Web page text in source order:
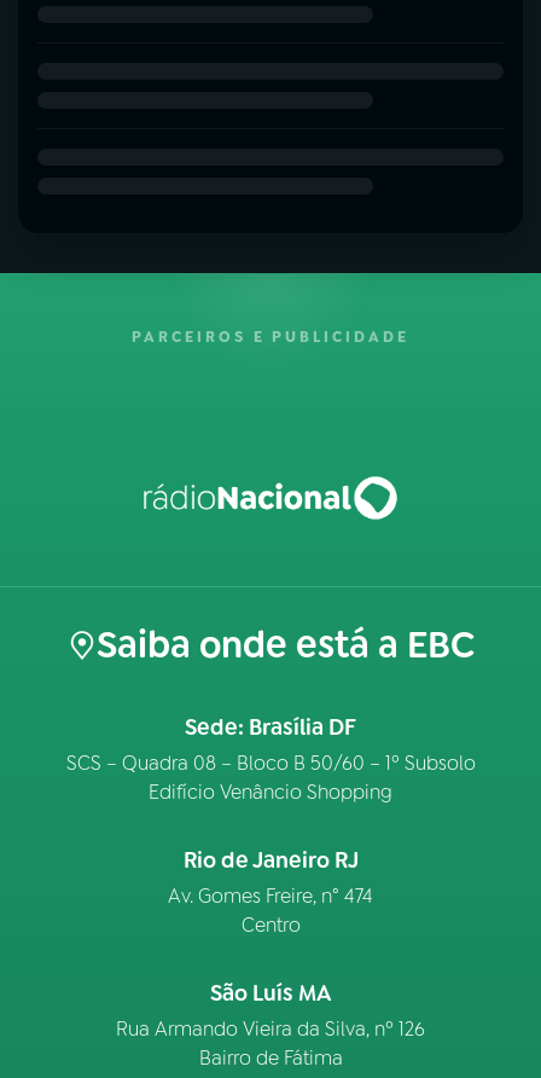
PARCEIROS E PUBLICIDADE
Saiba onde está a EBC
Sede: Brasília DF
SCS – Quadra 08 – Bloco B 50/60 – 1º Subsolo
Edifício Venâncio Shopping
Rio de Janeiro RJ
Av. Gomes Freire, n° 474
Centro
São Luís MA
Rua Armando Vieira da Silva, nº 126
Bairro de Fátima